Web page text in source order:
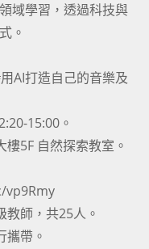
域學習，透過科技與
。
AI打造自己的音樂及
15:00。
5F 自然探索教室。
vp9Rmy
師，共25人。
攜帶。